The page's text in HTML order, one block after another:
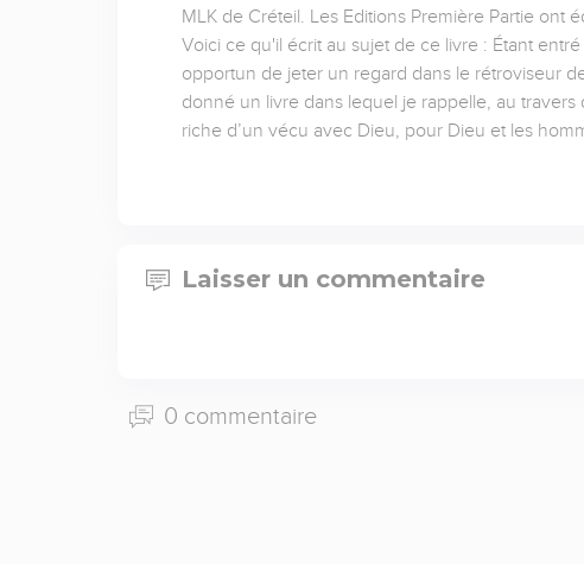
MLK de Créteil. Les Editions Première Partie ont
Voici ce qu'il écrit au sujet de ce livre : Étant
opportun de jeter un regard dans le rétroviseur
donné un livre dans lequel je rappelle, au travers
riche d’un vécu avec Dieu, pour Dieu et les
Laisser un commentaire
0 commentaire